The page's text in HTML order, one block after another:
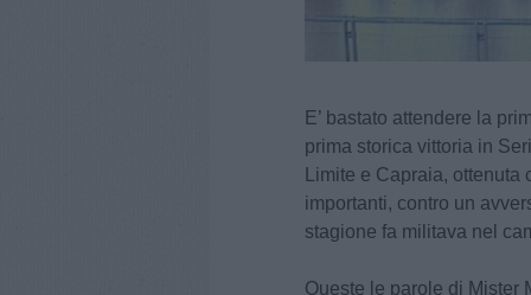
E’ bastato attendere la
prima storica vittoria in
Limite e Capraia,
importanti, contro un
stagione fa militava nel
Queste le parole di Mister